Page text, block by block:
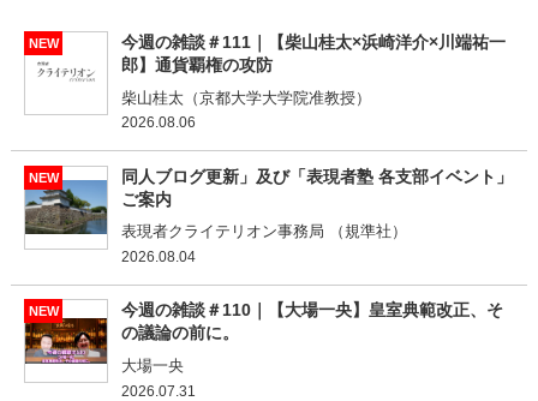
NEW
今週の雑談＃111｜【柴山桂太×浜崎洋介×川端祐一
郎】通貨覇権の攻防
柴山桂太（京都大学大学院准教授）
2026.08.06
NEW
同人ブログ更新」及び「表現者塾 各支部イベント」
ご案内
表現者クライテリオン事務局 （規準社）
2026.08.04
NEW
今週の雑談＃110｜【大場一央】皇室典範改正、そ
の議論の前に。
大場一央
2026.07.31